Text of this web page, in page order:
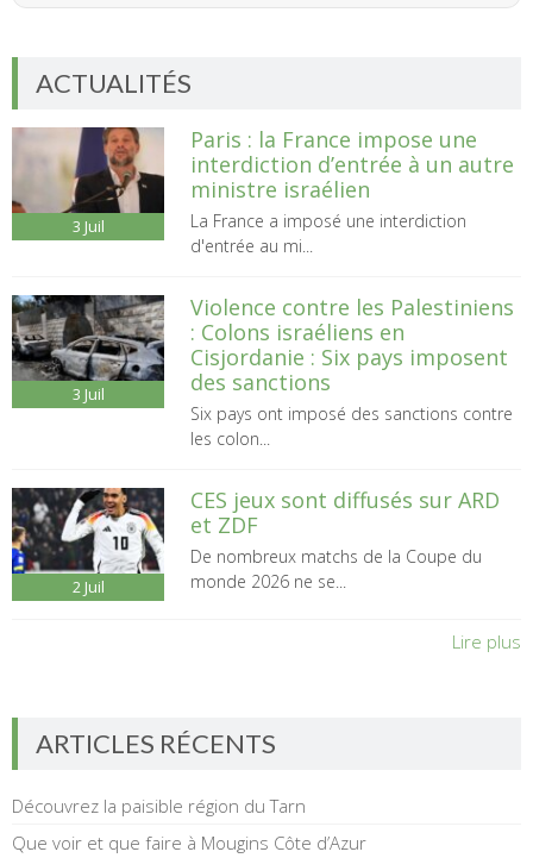
ACTUALITÉS
3 Juil
Paris : la France impose une
interdiction d’entrée à un autre
ministre israélien
La France a imposé une interdiction
d'entrée au mi...
3 Juil
Violence contre les Palestiniens
: Colons israéliens en
Cisjordanie : Six pays imposent
des sanctions
Six pays ont imposé des sanctions contre
les colon...
2 Juil
CES jeux sont diffusés sur ARD
et ZDF
De nombreux matchs de la Coupe du
monde 2026 ne se...
Lire plus
ARTICLES RÉCENTS
Découvrez la paisible région du Tarn
Que voir et que faire à Mougins Côte d’Azur